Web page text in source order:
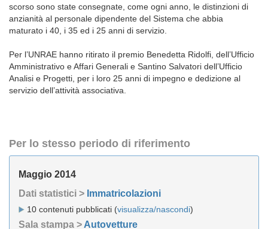
scorso sono state consegnate, come ogni anno, le distinzioni di
anzianità al personale dipendente del Sistema che abbia
maturato i 40, i 35 ed i 25 anni di servizio.
Per l’UNRAE hanno ritirato il premio Benedetta Ridolfi, dell’Ufficio
Amministrativo e Affari Generali e Santino Salvatori dell’Ufficio
Analisi e Progetti, per i loro 25 anni di impegno e dedizione al
servizio dell’attività associativa.
Per lo stesso periodo di riferimento
Maggio 2014
Dati statistici > Immatricolazioni
10 contenuti pubblicati (visualizza/nascondi)
Sala stampa > Autovetture